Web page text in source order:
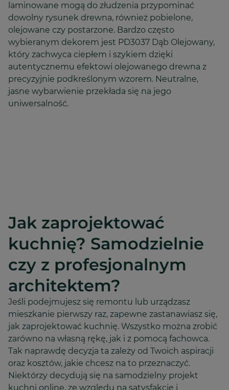
laminowane mogą do złudzenia przypominać
dowolny rysunek drewna, również pobielone,
olejowane czy postarzone. Bardzo często
wybieranym dekorem jest PD3037 Dąb Olejowany,
który zachwyca ciepłem i szykiem dzięki
autentycznemu efektowi olejowanego drewna z
precyzyjnie podkreślonym wzorem. Neutralne,
jasne wybarwienie przekłada się na jego
uniwersalność.
Jak zaprojektować
kuchnię? Samodzielnie
czy z profesjonalnym
architektem?
Jeśli podejmujesz się remontu lub urządzasz
mieszkanie pierwszy raz, zapewne zastanawiasz się,
jak zaprojektować kuchnię. Wszystko można zrobić
zarówno na własną rękę, jak i z pomocą fachowca.
Tak naprawdę decyzja ta zależy od Twoich aspiracji
oraz kosztów, jakie chcesz na to przeznaczyć.
Niektórzy decydują się na samodzielny projekt
kuchni online, ze względu na satysfakcję i